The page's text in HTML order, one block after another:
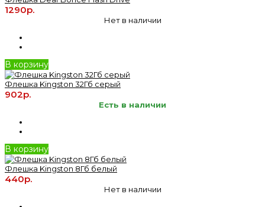
1290р.
Нет в наличии
В корзину
Флешка Kingston 32Гб серый
902р.
Есть в наличии
В корзину
Флешка Kingston 8Гб белый
440р.
Нет в наличии